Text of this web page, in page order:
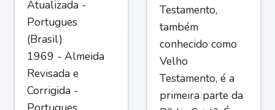
Atualizada -
Portugues
(Brasil)
1969 - Almeida
Revisada e
Corrigida -
Testamento,
também
conhecido como
Velho
Testamento, é a
primeira parte da